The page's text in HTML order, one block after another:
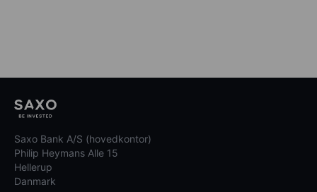
Saxo Bank A/S (hovedkontor)
Philip Heymans Alle 15
Hellerup
Danmark